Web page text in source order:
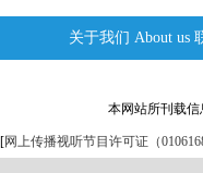
关于我们 About us
本网站所刊载
[网上传播视听节目许可证（